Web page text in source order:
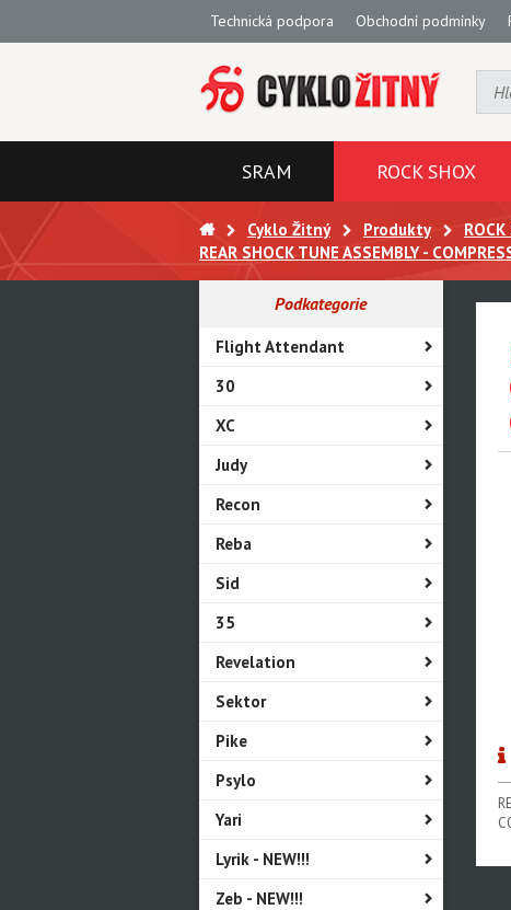
Technická podpora Obchodní podmínky
SRAM ROCK SHOX
Cyklo Žitný Produkty
ROCK
REAR SHOCK TUNE ASSEMBLY -
Podkategorie
Flight Attendant
30
XC
Judy
Recon
Reba
Sid
35
Revelation
Sektor
Pike
Psylo
Yari
Lyrik - NEW!!!
Zeb - NEW!!!